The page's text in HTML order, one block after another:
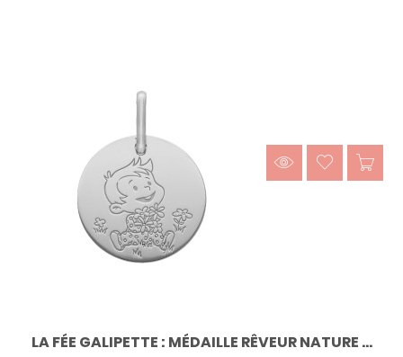
LA FÉE GALIPETTE : MÉDAILLE RÊVEUR NATURE ...